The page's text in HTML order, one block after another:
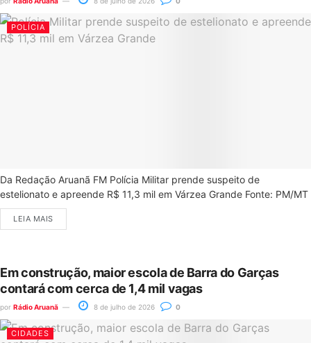
POLÍCIA
Da Redação Aruanã FM Polícia Militar prende suspeito de
estelionato e apreende R$ 11,3 mil em Várzea Grande Fonte: PM/MT
LEIA MAIS
Em construção, maior escola de Barra do Garças
contará com cerca de 1,4 mil vagas
por Rádio Aruanã 8 de julho de 2026 0
CIDADES